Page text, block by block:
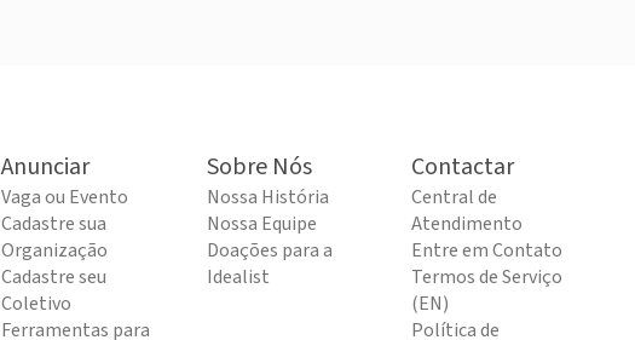
Anunciar
Vaga ou Evento
Cadastre sua
Organização
Cadastre seu
Coletivo
Ferramentas para
Sobre Nós
Nossa História
Nossa Equipe
Doações para a
Idealist
Contactar
Central de
Atendimento
Entre em Contato
Termos de Serviço
(EN)
Política de